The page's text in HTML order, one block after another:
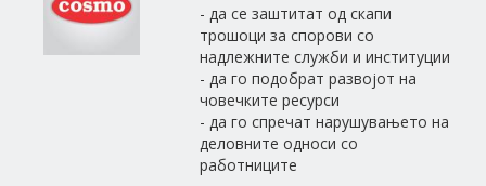
- да се заштитат од скапи
трошоци за спорови со
надлежните служби и институции
- да го подобрат развојот на
човечките ресурси
- да го спречат нарушувањето на
деловните односи со
работниците